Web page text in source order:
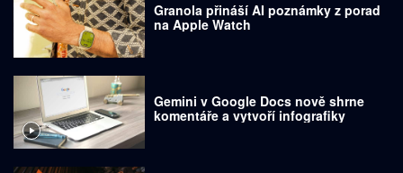
Granola přináší AI poznámky z porad
na Apple Watch
Gemini v Google Docs nově shrne
komentáře a vytvoří infografiky